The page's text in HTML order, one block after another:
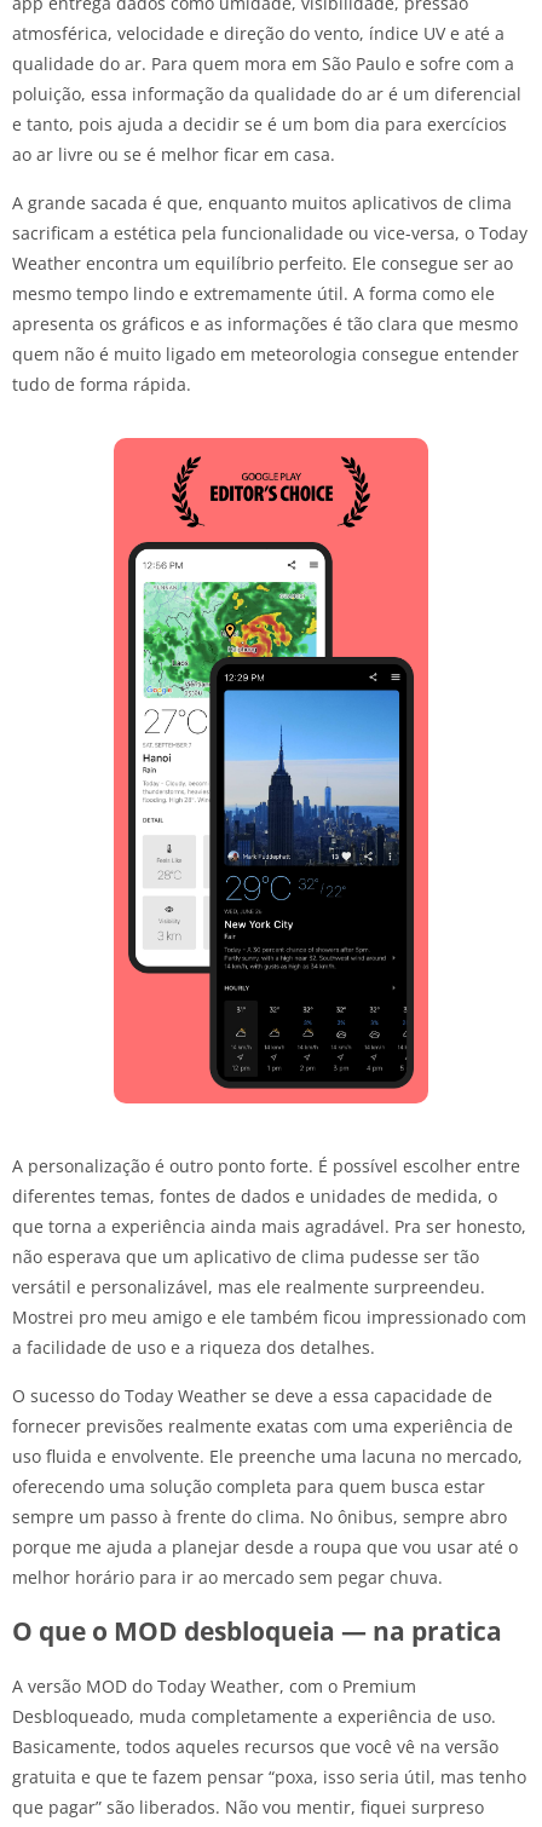
atmosférica, velocidade e direção do vento, índice UV e até a
qualidade do ar. Para quem mora em São Paulo e sofre com a
poluição, essa informação da qualidade do ar é um diferencial
e tanto, pois ajuda a decidir se é um bom dia para exercícios
ao ar livre ou se é melhor ficar em casa.
A grande sacada é que, enquanto muitos aplicativos de clima
sacrificam a estética pela funcionalidade ou vice-versa, o Today
Weather encontra um equilíbrio perfeito. Ele consegue ser ao
mesmo tempo lindo e extremamente útil. A forma como ele
apresenta os gráficos e as informações é tão clara que mesmo
quem não é muito ligado em meteorologia consegue entender
tudo de forma rápida.
A personalização é outro ponto forte. É possível escolher entre
diferentes temas, fontes de dados e unidades de medida, o
que torna a experiência ainda mais agradável. Pra ser honesto,
não esperava que um aplicativo de clima pudesse ser tão
versátil e personalizável, mas ele realmente surpreendeu.
Mostrei pro meu amigo e ele também ficou impressionado com
a facilidade de uso e a riqueza dos detalhes.
O sucesso do Today Weather se deve a essa capacidade de
fornecer previsões realmente exatas com uma experiência de
uso fluida e envolvente. Ele preenche uma lacuna no mercado,
oferecendo uma solução completa para quem busca estar
sempre um passo à frente do clima. No ônibus, sempre abro
porque me ajuda a planejar desde a roupa que vou usar até o
melhor horário para ir ao mercado sem pegar chuva.
O que o MOD desbloqueia — na pratica
A versão MOD do Today Weather, com o Premium
Desbloqueado, muda completamente a experiência de uso.
Basicamente, todos aqueles recursos que você vê na versão
gratuita e que te fazem pensar “poxa, isso seria útil, mas tenho
que pagar” são liberados. Não vou mentir, fiquei surpreso